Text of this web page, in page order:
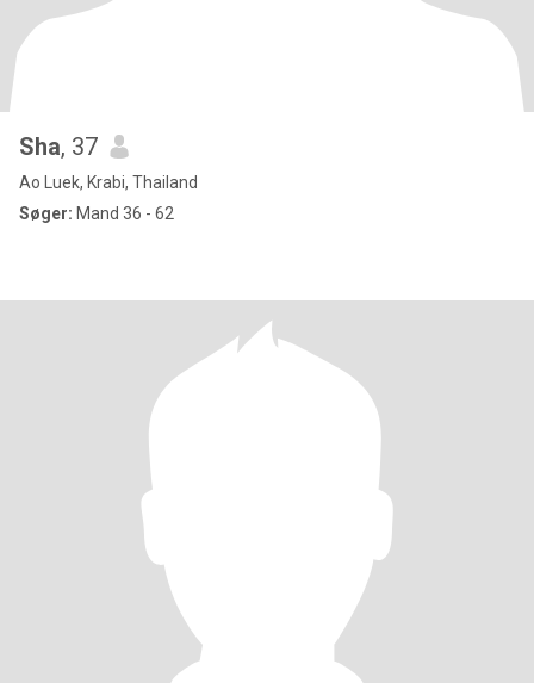
Sha, 37
Ao Luek, Krabi, Thailand
Søger: Mand 36 - 62